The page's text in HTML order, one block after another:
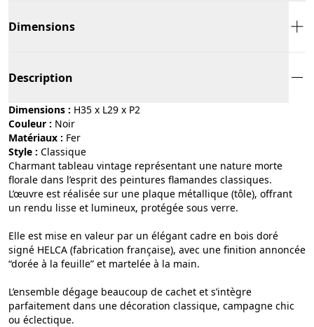
Dimensions
Description
Dimensions : H35 x L29 x P2
Couleur :
noir
Matériaux :
fer
Style :
classique
Charmant tableau vintage représentant une nature morte
florale dans l’esprit des peintures flamandes classiques.
L’œuvre est réalisée sur une plaque métallique (tôle), offrant
un rendu lisse et lumineux, protégée sous verre.
Elle est mise en valeur par un élégant cadre en bois doré
signé HELCA (fabrication française), avec une finition annoncée
“dorée à la feuille” et martelée à la main.
L’ensemble dégage beaucoup de cachet et s’intègre
parfaitement dans une décoration classique, campagne chic
ou éclectique.